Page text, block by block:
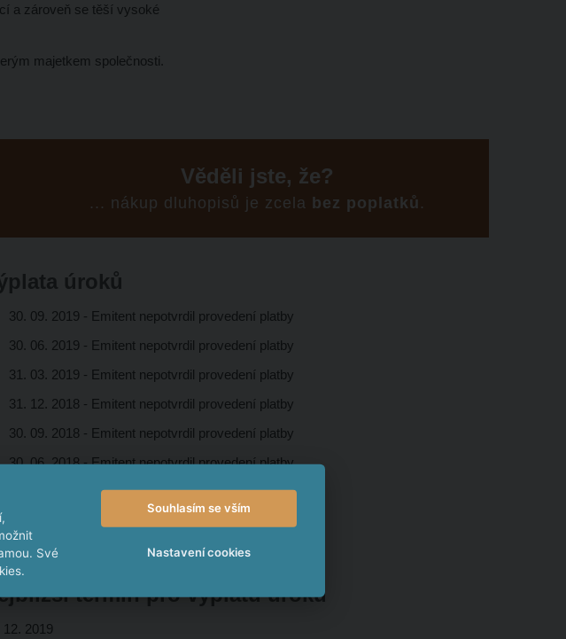
a zároveň se těší vysoké
majetkem společnosti.
Věděli jste, že?
... nákup dluhopisů je zcela bez poplatků .
úroků
30. 09. 2019 - Emitent nepotvrdil provedení platby
30. 06. 2019 - Emitent nepotvrdil provedení platby
31. 03. 2019 - Emitent nepotvrdil provedení platby
31. 12. 2018 - Emitent nepotvrdil provedení platby
30. 09. 2018 - Emitent nepotvrdil provedení platby
30. 06. 2018 - Emitent nepotvrdil provedení platby
31. 03. 2018 - proběhla v termínu
30. 09. 2017 - proběhla v termínu
termín pro výplatu úroku
12. 2019
Své
Souhlasím se vším
Nastavení cookies